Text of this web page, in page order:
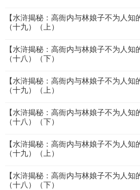
【水浒揭秘：高衙内与林娘子不为人知
（十九）（上）
【水浒揭秘：高衙内与林娘子不为人知
（十八）（下）
【水浒揭秘：高衙内与林娘子不为人知
（十九）（上）
【水浒揭秘：高衙内与林娘子不为人知
（十八）（下）
【水浒揭秘：高衙内与林娘子不为人知
（十九）（上）
【水浒揭秘：高衙内与林娘子不为人知
（十八）（下）